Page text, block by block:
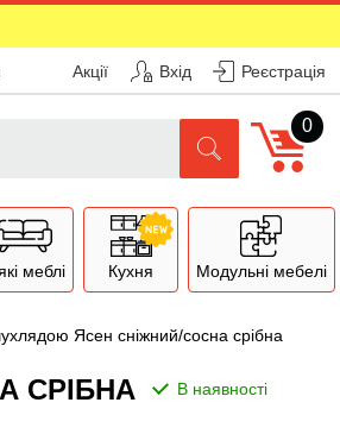
Акції Вхід Реєстрація
0
меблі Кухня Модульні мебелі
Ясен сніжний/сосна срібна
СРІБНА